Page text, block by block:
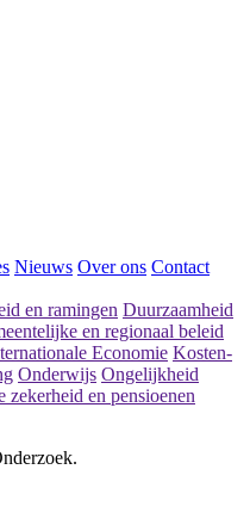
Nieuws Over ons Contact
en ramingen Duurzaamheid
en regionaal beleid
Economie Kosten-
Onderwijs Ongelijkheid
zekerheid en pensioenen